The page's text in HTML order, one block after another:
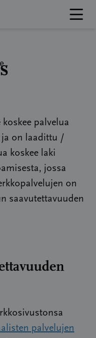
palvelua
on laadittu /
koskee laki
jossa
on
saavutettavuuden
palvelujen